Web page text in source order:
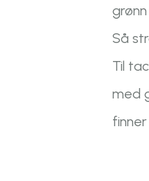
Så
Til
med